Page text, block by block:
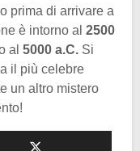
prima di arrivare a
è intorno al 2500
al 5000 a.C. Si
il più celebre
un altro mistero